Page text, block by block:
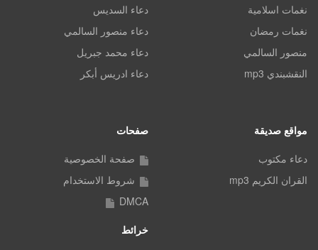
نغمات اسلامية
نغمات رمضان
منصور السالمي
النقشبندي mp3
دعاء السديس
دعاء منصور السالمي
دعاء محمد جبريل
دعاء ادريس أبكر
مواقع صديقة
دعاء مكتوب
القران الكريم mp3
صفحات
صفحة الخصوصية
شروط الاستخدام
DMCA
خرائط